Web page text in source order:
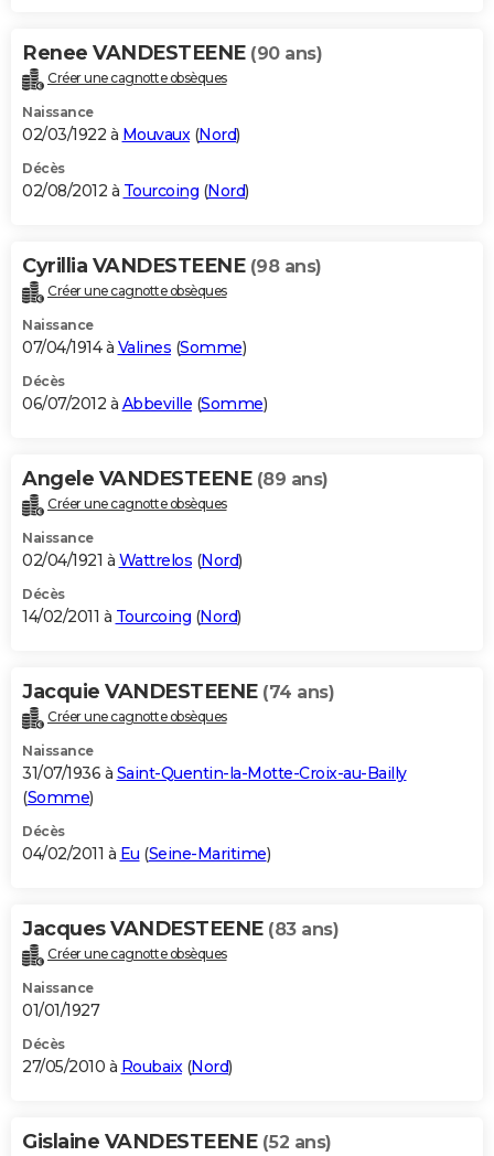
Renee VANDESTEENE (90 ans)
Créer une cagnotte obsèques
Naissance
02/03/1922 à Mouvaux(Nord)
Décès
02/08/2012 à Tourcoing (Nord)
Cyrillia VANDESTEENE (98 ans)
Créer une cagnotte obsèques
Naissance
07/04/1914 à Valines (Somme)
Décès
06/07/2012 à Abbeville (Somme)
Angele VANDESTEENE (89 ans)
Créer une cagnotte obsèques
Naissance
02/04/1921 à Wattrelos (Nord)
Décès
14/02/2011 à Tourcoing (Nord)
Jacquie VANDESTEENE (74 ans)
Créer une cagnotte obsèques
Naissance
31/07/1936 à Saint-Quentin-la-Motte-Croix-au-Bailly
(Somme)
Décès
04/02/2011 à Eu (Seine-Maritime)
Jacques VANDESTEENE (83 ans)
Créer une cagnotte obsèques
Naissance
01/01/1927
Décès
27/05/2010 à Roubaix(Nord)
Gislaine VANDESTEENE (52 ans)